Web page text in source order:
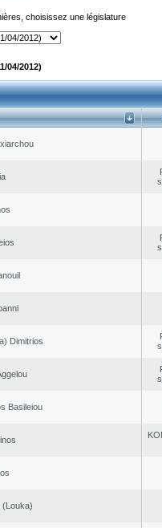
choisissez une législature
04/2012)
Dimitrios
Basileiou
(Louka)